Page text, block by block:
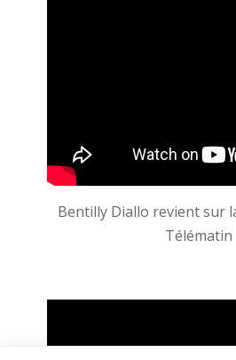
Bentilly Diallo revient sur
Télématin